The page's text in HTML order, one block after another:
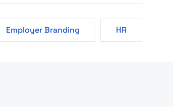
Employer Branding HR